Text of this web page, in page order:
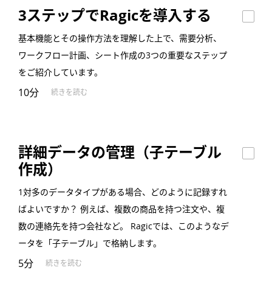
3ステップでRagicを導入する
基本機能とその操作方法を理解した上で、需要分析、
ワークフロー計画、シート作成の3つの重要なステップ
をご紹介しています。
10分 続きを読む
詳細データの管理（子テーブル
作成）
1対多のデータタイプがある場合、どのように記録すれ
ばよいですか？ 例えば、複数の商品を持つ注文や、複
数の連絡先を持つ会社など。 Ragicでは、このようなデ
ータを「子テーブル」で格納します。
5分 続きを読む